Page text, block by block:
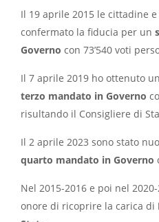
Il 19 aprile 2015 le cittadine
confermato la fiducia per un
Governo con 73’540 voti
Il 7 aprile 2019 ho ottenuto
terzo mandato in Governo
risultando il Consigliere di
Il 2 aprile 2023 sono stato
quarto mandato in Governo
Nel 2015-2016 e poi nel
onore di ricoprire la carica di